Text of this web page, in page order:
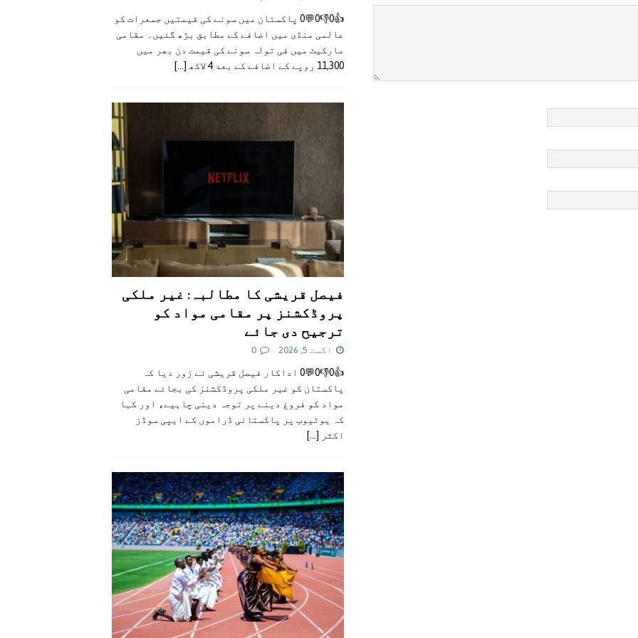
👍0👎0💬0 پاکستان میں سونے کی قیمتیں جمعرات کو
عالمی منڈی میں اضافے کے مطابق بڑھ گئیں۔ مقامی
مارکیٹ میں فی تولہ سونے کی قیمت دن بھر میں
11,300 روپے کے اضافے کے بعد 4 لاکھ
[...]
فیصل قریشی کا مطالبہ: غیر ملکی
پروڈکشنز پر مقامی مواد کو
ترجیح دی جائے
اگست 5, 2026 0
👍0👎0💬0 اداکار فیصل قریشی نے زور دیا کہ
پاکستان کو غیر ملکی پروڈکشنز کی بجائے مقامی
مواد کو فروغ دینے پر توجہ دینی چاہیے، اور کہا
کہ یوٹیوب پر پاکستانی ڈراموں کے ایپی سوڈز
اکثر
[...]